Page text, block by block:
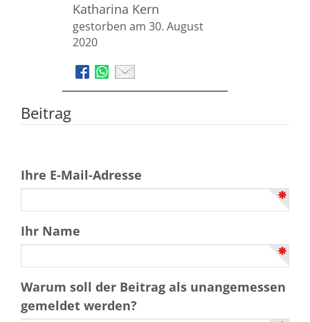
Katharina Kern
gestorben am 30. August
2020
Beitrag
Ihre E-Mail-Adresse
Ihr Name
Warum soll der Beitrag als unangemessen
gemeldet werden?